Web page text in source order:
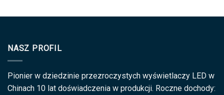
NASZ PROFIL
Pionier w dziedzinie przezroczystych wyświetlaczy LED w
Chinach 10 lat doświadczenia w produkcji. Roczne dochody: